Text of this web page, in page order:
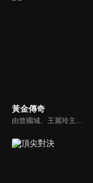
黃金傳奇
由曾國城、王麗玲主持，許多人記憶中的經典外景綜藝節目之一。每次闖關成功的隊伍，可獲得藏寶圖；拼湊出完整藏寶圖者，可憑著藏寶圖提示至寶箱放置處；最後以正確寶箱之正確答案鑰匙開啟成功者，除隊長本身外的每位參賽者，即可獲得價值新台幣5萬元之黃金金牌。